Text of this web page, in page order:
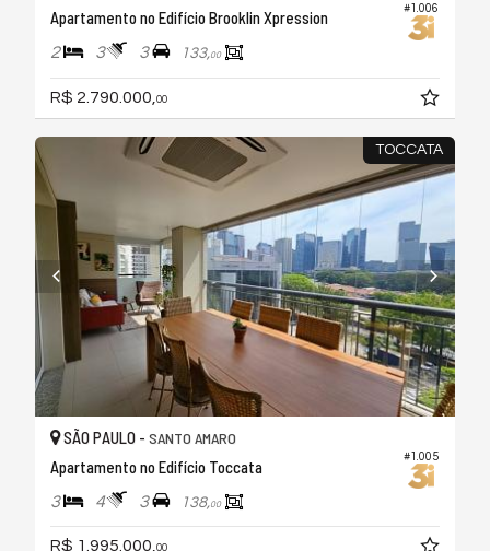
#1.006
Apartamento no Edifício Brooklin Xpression
2 3 3 133,00
R$ 2.790.000, 00
TOCCATA
#1.005
SÃO PAULO - SANTO AMARO
Apartamento no Edifício Toccata
3 4 3 138,00
R$ 1.995.000,00